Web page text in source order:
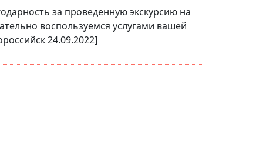
за проведенную экскурсию на
воспользуемся услугами вашей
24.09.2022]